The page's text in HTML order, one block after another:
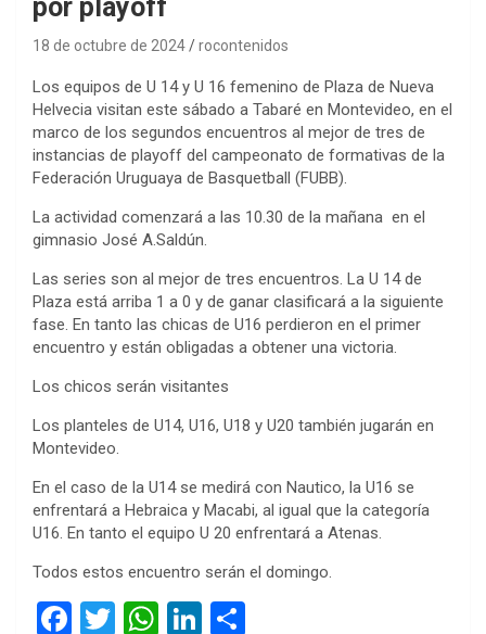
por playoff
18 de octubre de 2024 rocontenidos
Los equipos de U 14 y U 16 femenino de Plaza de Nueva
Helvecia visitan este sábado a Tabaré en Montevideo, en el
marco de los segundos encuentros al mejor de tres de
instancias de playoff del campeonato de formativas de la
Federación Uruguaya de Basquetball (FUBB).
La actividad comenzará a las 10.30 de la mañana en el
gimnasio José A.Saldún.
Las series son al mejor de tres encuentros. La U 14 de
Plaza está arriba 1 a 0 y de ganar clasificará a la siguiente
fase. En tanto las chicas de U16 perdieron en el primer
encuentro y están obligadas a obtener una victoria.
Los chicos serán visitantes
Los planteles de U14, U16, U18 y U20 también jugarán en
Montevideo.
En el caso de la U14 se medirá con Nautico, la U16 se
enfrentará a Hebraica y Macabi, al igual que la categoría
U16. En tanto el equipo U 20 enfrentará a Atenas.
Todos estos encuentro serán el domingo.
F
T
W Li